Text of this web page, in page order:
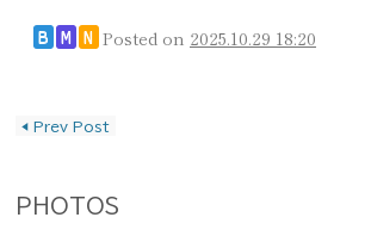
B M N Posted on 2025.10.29 18:20
◀ Prev Post
PHOTOS